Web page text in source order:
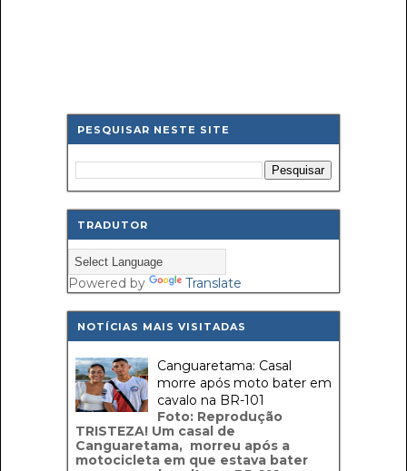
PESQUISAR NESTE SITE
TRADUTOR
Powered by Translate
NOTÍCIAS MAIS VISITADAS
Canguaretama: Casal
morre após moto bater em
cavalo na BR-101
Foto: Reprodução
TRISTEZA! Um casal de
Canguaretama, morreu após a
motocicleta em que estava bater